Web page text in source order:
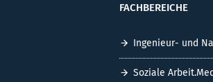
FACHBEREICHE
Ingenieur- und
Soziale